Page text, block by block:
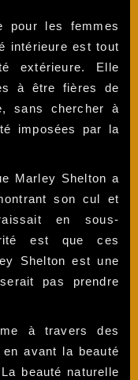
pour les femmes
intérieure est tout
extérieure. Elle
à être fières de
sans chercher à
imposées par la
Marley Shelton a
son cul et
en sous-
est que ces
Shelton est une
pas prendre
à travers des
avant la beauté
beauté naturelle